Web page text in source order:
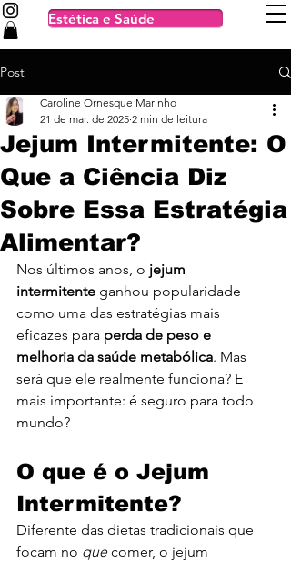
Estética e Saúde
Post
Jejum Intermitente: O
Que a Ciência Diz
Sobre Essa Estratégia
Alimentar?
Caroline Ornesque Marinho
21 de mar. de 2025 2 min de leitura
Nos últimos anos, o jejum
intermitente ganhou popularidade
como uma das estratégias mais
eficazes para perda de peso e
melhoria da saúde metabólica. Mas
será que ele realmente funciona? E
mais importante: é seguro para todo
mundo?
O que é o Jejum
Intermitente?
Diferente das dietas tradicionais que
focam no que comer, o jejum